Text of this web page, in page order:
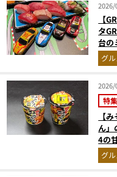
2026/
【
タ
台の
奮間
グ
2026/
特集
【
ん」
4の
に歓
グ